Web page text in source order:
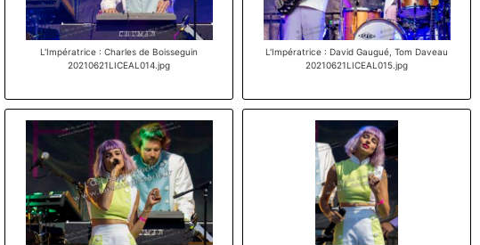
L'Impératrice : Charles de Boisseguin
20210621LICEAL014.jpg
L'Impératrice : David Gaugué, Tom Daveau
20210621LICEAL015.jpg